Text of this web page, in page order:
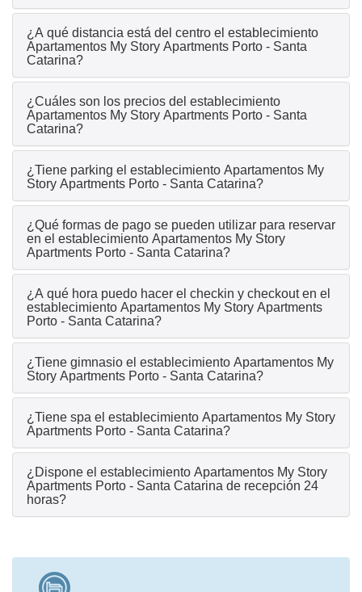
¿A qué distancia está del centro el establecimiento
Apartamentos My Story Apartments Porto - Santa
Catarina?
¿Cuáles son los precios del establecimiento
Apartamentos My Story Apartments Porto - Santa
Catarina?
¿Tiene parking el establecimiento Apartamentos My
Story Apartments Porto - Santa Catarina?
¿Qué formas de pago se pueden utilizar para reservar
en el establecimiento Apartamentos My Story
Apartments Porto - Santa Catarina?
¿A qué hora puedo hacer el checkin y checkout en el
establecimiento Apartamentos My Story Apartments
Porto - Santa Catarina?
¿Tiene gimnasio el establecimiento Apartamentos My
Story Apartments Porto - Santa Catarina?
¿Tiene spa el establecimiento Apartamentos My Story
Apartments Porto - Santa Catarina?
¿Dispone el establecimiento Apartamentos My Story
Apartments Porto - Santa Catarina de recepción 24
horas?